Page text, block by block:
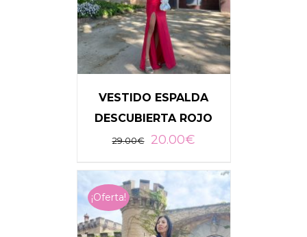
AÑADIR AL CARRITO
/
DETALLES
VESTIDO ESPALDA
DESCUBIERTA ROJO
29.00€ 20.00€
¡Oferta!